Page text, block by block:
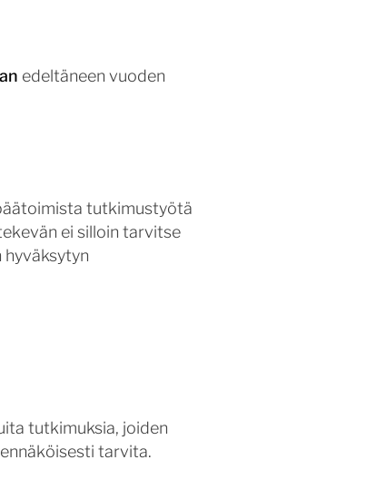
edeltäneen vuoden
tutkimustyötä
ei silloin tarvitse
hyväksytyn
tutkimuksia, joiden
tarvita.